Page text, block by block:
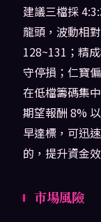
建議三檔採
龍頭，波動相
128~131；精
守停損；仁寶
在低檔籌碼集
期望報酬 8%
早達標，可迅
的，提升資金
市場風險